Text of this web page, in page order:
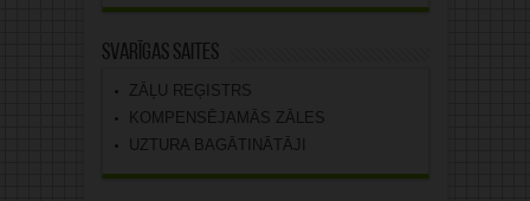
Svarīgas saites
ZĀĻU REĢISTRS
KOMPENSĒJAMĀS ZĀLES
UZTURA BAGĀTINĀTĀJI